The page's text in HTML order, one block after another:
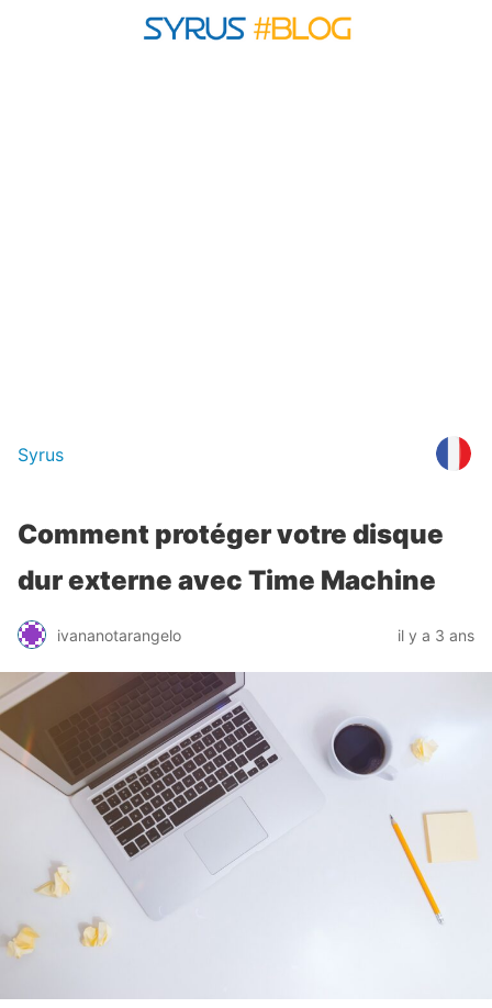
Syrus
Comment protéger votre disque
dur externe avec Time Machine
ivananotarangelo il y a 3 ans